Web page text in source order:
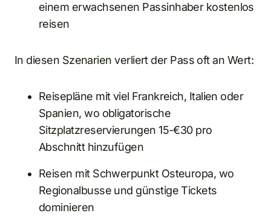
einem erwachsenen Passinhaber kostenlos
reisen
In diesen Szenarien verliert der Pass oft an Wert:
Reisepläne mit viel Frankreich, Italien oder
Spanien, wo obligatorische
Sitzplatzreservierungen 15-€30 pro
Abschnitt hinzufügen
Reisen mit Schwerpunkt Osteuropa, wo
Regionalbusse und günstige Tickets
dominieren